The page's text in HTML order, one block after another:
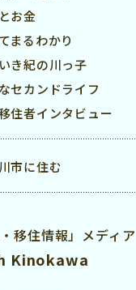
移住情報」メディア
Kinokawa
お金
まるわかり
き紀の川っ子
セカンドライフ
住者インタビュー
市に住む